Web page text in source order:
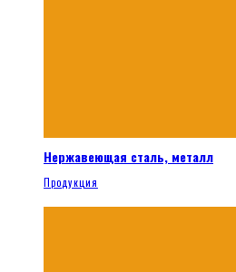
Нержавеющая сталь, металл
Продукция